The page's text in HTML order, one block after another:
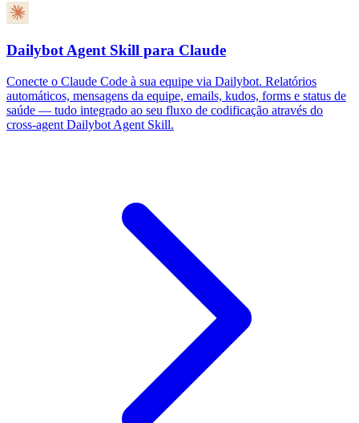
Dailybot Agent Skill para Claude
Conecte o Claude Code à sua equipe via Dailybot. Relatórios
automáticos, mensagens da equipe, emails, kudos, forms e status de
saúde — tudo integrado ao seu fluxo de codificação através do
cross-agent Dailybot Agent Skill.